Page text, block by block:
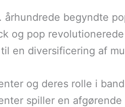
århundrede begyndte
og pop
en diversificering af
og deres rolle i
spiller en